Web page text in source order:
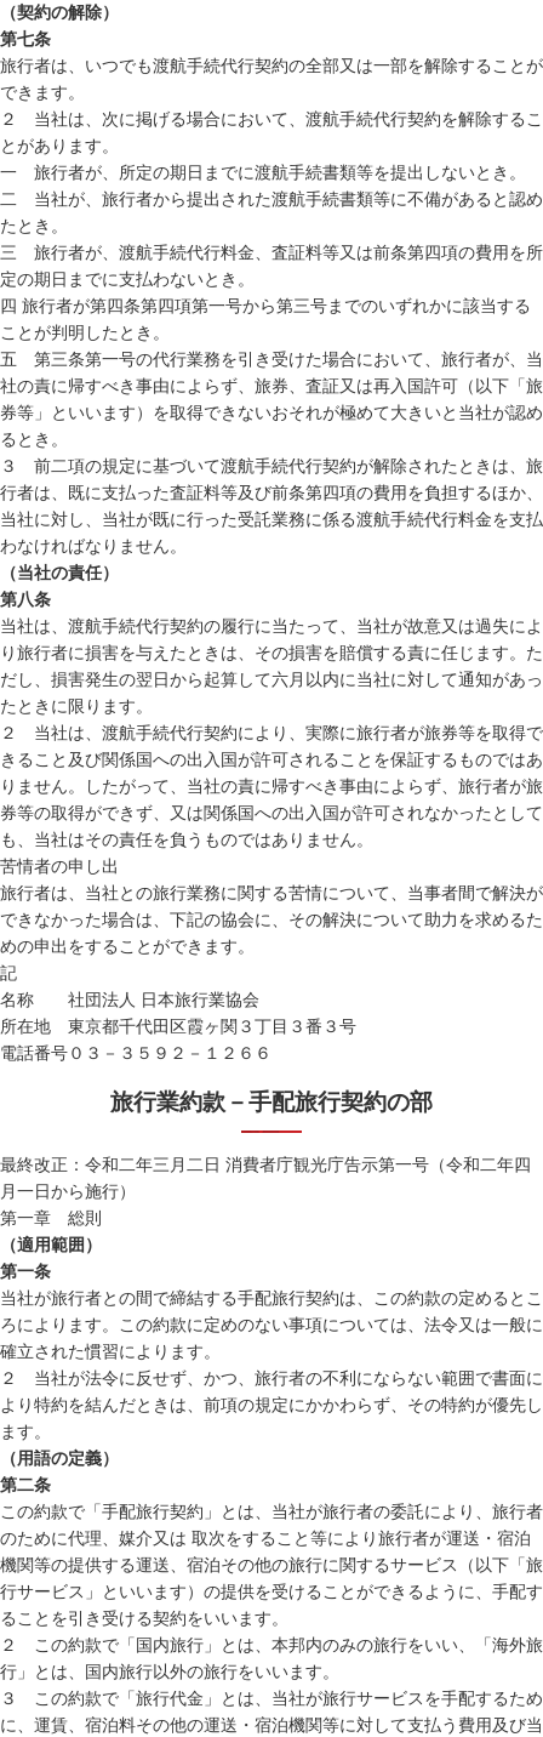
（契約の解除）
第七条
旅行者は、いつでも渡航手続代行契約の全部又は一部を解除することが
できます。
２ 当社は、次に掲げる場合において、渡航手続代行契約を解除するこ
とがあります。
一 旅行者が、所定の期日までに渡航手続書類等を提出しないとき。
二 当社が、旅行者から提出された渡航手続書類等に不備があると認め
たとき。
三 旅行者が、渡航手続代行料金、査証料等又は前条第四項の費用を所
定の期日までに支払わないとき。
四 旅行者が第四条第四項第一号から第三号までのいずれかに該当する
ことが判明したとき。
五 第三条第一号の代行業務を引き受けた場合において、旅行者が、当
社の責に帰すべき事由によらず、旅券、査証又は再入国許可（以下「旅
券等」といいます）を取得できないおそれが極めて大きいと当社が認め
るとき。
３ 前二項の規定に基づいて渡航手続代行契約が解除されたときは、旅
行者は、既に支払った査証料等及び前条第四項の費用を負担するほか、
当社に対し、当社が既に行った受託業務に係る渡航手続代行料金を支払
わなければなりません。
（当社の責任）
第八条
当社は、渡航手続代行契約の履行に当たって、当社が故意又は過失によ
り旅行者に損害を与えたときは、その損害を賠償する責に任じます。た
だし、損害発生の翌日から起算して六月以内に当社に対して通知があっ
たときに限ります。
２ 当社は、渡航手続代行契約により、実際に旅行者が旅券等を取得で
きること及び関係国への出入国が許可されることを保証するものではあ
りません。したがって、当社の責に帰すべき事由によらず、旅行者が旅
券等の取得ができず、又は関係国への出入国が許可されなかったとして
も、当社はその責任を負うものではありません。
苦情者の申し出
旅行者は、当社との旅行業務に関する苦情について、当事者間で解決が
できなかった場合は、下記の協会に、その解決について助力を求めるた
めの申出をすることができます。
記
名称
社団法人 日本旅行業協会
所在地
東京都千代田区霞ヶ関３丁目３番３号
電話番号０３－３５９２－１２６６
旅行業約款－手配旅行契約の部
最終改正：令和二年三月二日 消費者庁観光庁告示第一号（令和二年四
月一日から施行）
第一章 総則
（適用範囲）
第一条
当社が旅行者との間で締結する手配旅行契約は、この約款の定めるとこ
ろによります。この約款に定めのない事項については、法令又は一般に
確立された慣習によります。
２ 当社が法令に反せず、かつ、旅行者の不利にならない範囲で書面に
より特約を結んだときは、前項の規定にかかわらず、その特約が優先し
ます。
（用語の定義）
第二条
この約款で「手配旅行契約」とは、当社が旅行者の委託により、旅行者
のために代理、媒介又は 取次をすること等により旅行者が運送・宿泊
機関等の提供する運送、宿泊その他の旅行に関するサービス（以下「旅
行サービス」といいます）の提供を受けることができるように、手配す
ることを引き受ける契約をいいます。
２ この約款で「国内旅行」とは、本邦内のみの旅行をいい、「海外旅
行」とは、国内旅行以外の旅行をいいます。
３ この約款で「旅行代金」とは、当社が旅行サービスを手配するため
に、運賃、宿泊料その他の運送・宿泊機関等に対して支払う費用及び当